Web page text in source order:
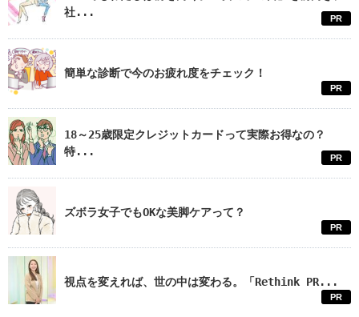
社...
PR
簡単な診断で今のお疲れ度をチェック！
PR
18～25歳限定クレジットカードって実際お得なの？
特...
PR
ズボラ女子でもOKな美脚ケアって？
PR
視点を変えれば、世の中は変わる。「Rethink PR...
PR